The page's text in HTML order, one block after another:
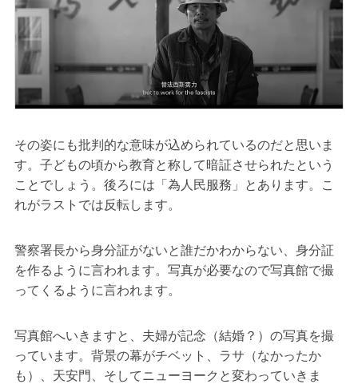
その姿にも批判的な意味が込められているのだと思いま
す。子どもの頃から教育と称して暗証させられたという
ことでしょう。後ろには「為人民服務」とあります。こ
れがラストでは反転します。
警察署長から身分証がないと誰だかわからない、身分証
を作るように言われます。写真が必要なので写真館で撮
ってくるように言われます。
写真館へいきますと、夫婦が記念（結婚？）の写真を撮
っています。背景の幕がチベット、ラサ（なかったか
も）、天安門、そしてニューヨークと変わっていきま